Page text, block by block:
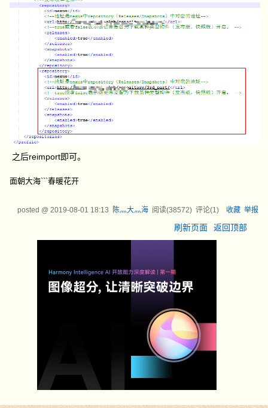
之后reimport即可。
面朝大海```春暖花开
posted @ 2019-08-01 18:13 陈灬大灬海阅读(38572) 评论(1) 收藏 举报
刷新页面 返回顶部